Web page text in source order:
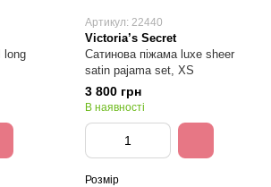
long
Артикул: 22440
Victoria’s Secret
Сатинова піжама luxe sheer
satin pajama set, XS
3 800 грн
В наявності
Розмір